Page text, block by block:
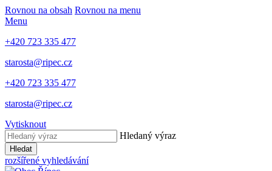
Rovnou na obsah Rovnou na menu
Menu
+420 723 335 477
starosta@ripec.cz
+420 723 335 477
starosta@ripec.cz
Vytisknout
Hledaný výraz
Hledat
rozšířené vyhledávání